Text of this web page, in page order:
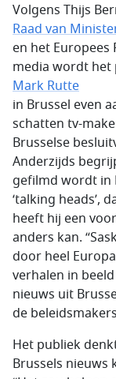
Volgens Thijs
Raad van
en het Europees
media wordt het
Mark Rutte
in Brussel even
schatten tv-
Brusselse
Anderzijds
gefilmd wordt in
‘talking heads’,
heeft hij een
anders kan.
door heel
verhalen in
nieuws uit
de
Het publiek
Brussels nieuws